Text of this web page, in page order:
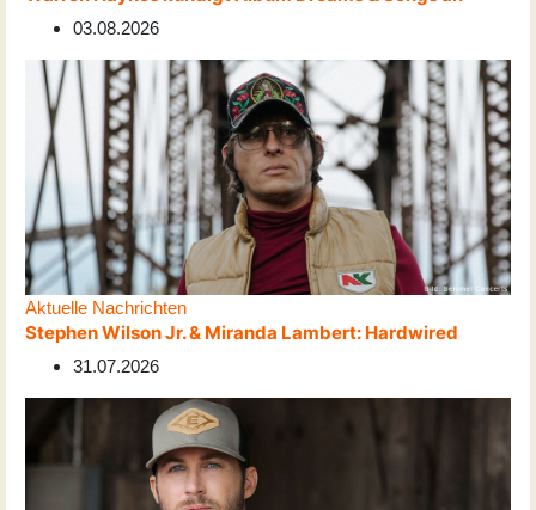
03.08.2026
Aktuelle Nachrichten
Stephen Wilson Jr. & Miranda Lambert: Hardwired
31.07.2026